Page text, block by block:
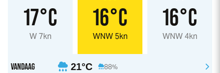
17°C
W 7kn
16°C
WNW 5kn
16°C
WNW 4kn
VANDAAG 21°C 88%